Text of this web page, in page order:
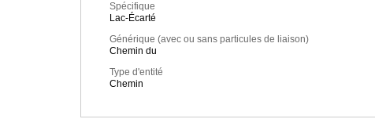
Spécifique
Lac-Écarté
Générique (avec ou sans particules de liaison)
Chemin du
Type d'entité
Chemin